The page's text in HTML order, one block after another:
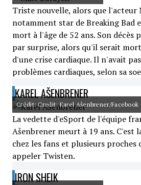
Triste nouvelle, alors que l'acteur
notamment star de Breaking Bad
mort à l'âge de 52 ans. Son décès
par surprise, alors qu'il serait
d'une crise cardiaque. Il n'avait
problèmes cardiaques, selon sa
KAREL AŠENBRENER
Crédit: Credit: Karel Ašenbrener/Facebook
La vedette d'eSport de l'équipe
Ašenbrener meurt à 19 ans. C'est
chez les fans et plusieurs proches
appeler Twisten.
IRON SHEIK